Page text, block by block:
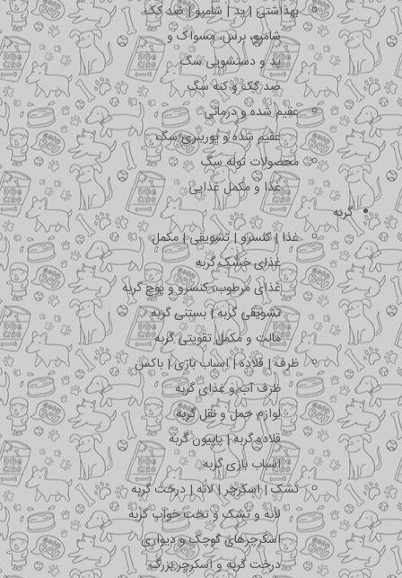
بهداشتی | پد | شامپو | ضد کک
شامپو، برس، مسواک و …
پد و دستشویی سگ
ضد کک و کنه سگ
عقیم شده و درمانی
عقیم شده و یورینری سگ
محصولات توله سگ
غذا و مکمل غذایی
گربه
غذا | کنسرو | تشویقی | مکمل
غذای خشک گربه
غذای مرطوب، کنسرو و پوچ گربه
تشویقی گربه | بستنی گربه
مالت و مکمل تقویتی گربه
ظرف | قلاده | اسباب بازی | باکس
ظرف آب و غذای گربه
لوازم حمل و نقل گربه
قلاده گربه | پاپیون گربه
اسباب بازی گربه
تشک | اسکرچر | لانه | درخت گربه
لانه و تشک و تخت خواب گربه
اسکرچرهای کوچک و دیواری
درخت گربه و اسکرچر بزرگ